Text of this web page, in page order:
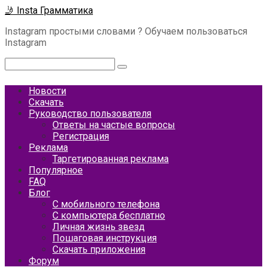
Перейти
контенту
🤳 Insta Грамматика
Instagram простыми словами ? Обучаем пользоваться
Instagram
Новости
Скачать
Руководство пользователя
Ответы на частые вопросы
Регистрация
Реклама
Таргетированная реклама
Популярное
FAQ
Блог
С мобильного телефона
С компьютера бесплатно
Личная жизнь звезд
Пошаговая инструкция
Скачать приложения
Форум